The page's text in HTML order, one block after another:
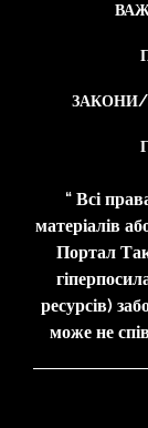
“ Всі
матеріалів
Портал
ресурсів)
може не